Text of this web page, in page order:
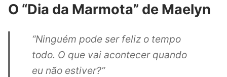
O “Dia da Marmota” de Maelyn
“Ninguém pode ser feliz o tempo
todo. O que vai acontecer quando
eu não estiver?”